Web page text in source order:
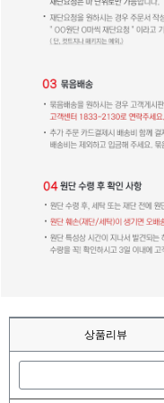
상품리뷰